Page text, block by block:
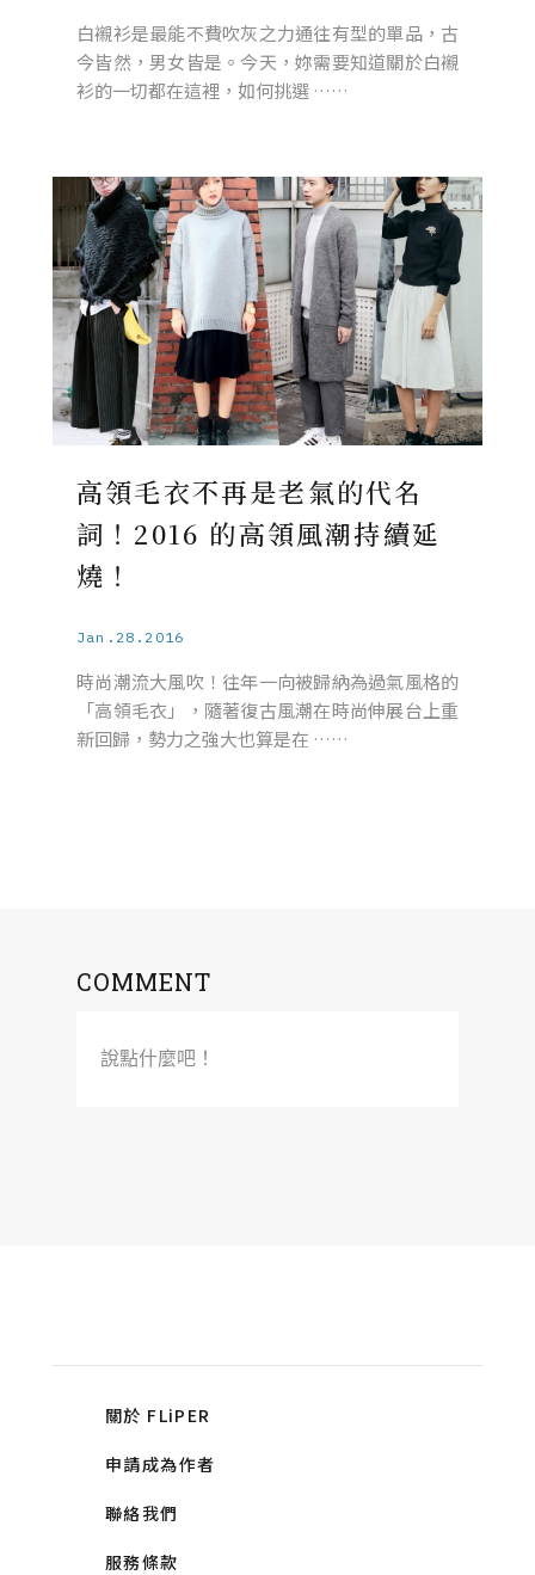
白襯衫是最能不費吹灰之力通往有型的單品，古
今皆然，男女皆是。今天，妳需要知道關於白襯
衫的一切都在這裡，如何挑選 ……
高領毛衣不再是老氣的代名
詞！2016 的高領風潮持續延
燒！
Jan.28.2016
時尚潮流大風吹！往年一向被歸納為過氣風格的
「高領毛衣」，隨著復古風潮在時尚伸展台上重
新回歸，勢力之強大也算是在 ……
COMMENT
說點什麼吧！
關於 FLiPER
申請成為作者
聯絡我們
服務條款